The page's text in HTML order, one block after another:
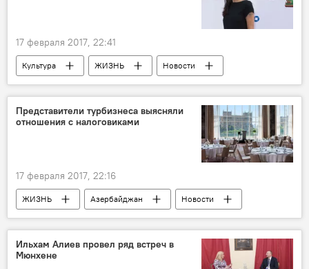
17 февраля 2017, 22:41
Культура ЖИЗНЬ
Новости
Новости мира
Турция
Криштиану Роналду
Анджелина Джоли
беженцы
Съемки
Представители турбизнеса выясняли
отношения с налоговиками
17 февраля 2017, 22:16
ЖИЗНЬ Азербайджан
Новости
Экономика
Баку
Министерство налогов АР
Ассоциация отелей и ресторанов АР
отели
Ильхам Алиев провел ряд встреч в
Мюнхене